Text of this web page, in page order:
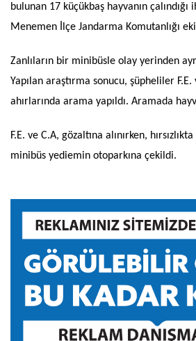
bulunan 17 küçükbaş hayvanın çalındığı
Menemen İlçe Jandarma Komutanlığı
vdcasino
Zanlıların bir minibüsle olay yerinden
Yapılan araştırma sonucu, şüpheliler F.E.
ahırlarında arama yapıldı. Aramada
cratosslot
F.E. ve C.A, gözaltına alınırken,
minibüs yediemin otoparkına çekildi.